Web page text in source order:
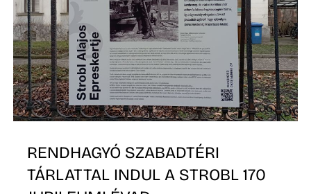
RENDHAGYÓ SZABADTÉRI
TÁRLATTAL INDUL A STROBL 170